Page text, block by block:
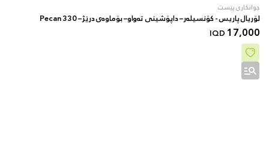
جوانکاری پێست
لۆریال پاریس - کۆنسیلەر– داپۆشینی تەواو– بۆماوەی درێژ– 330 Pecan
17,000
IQD